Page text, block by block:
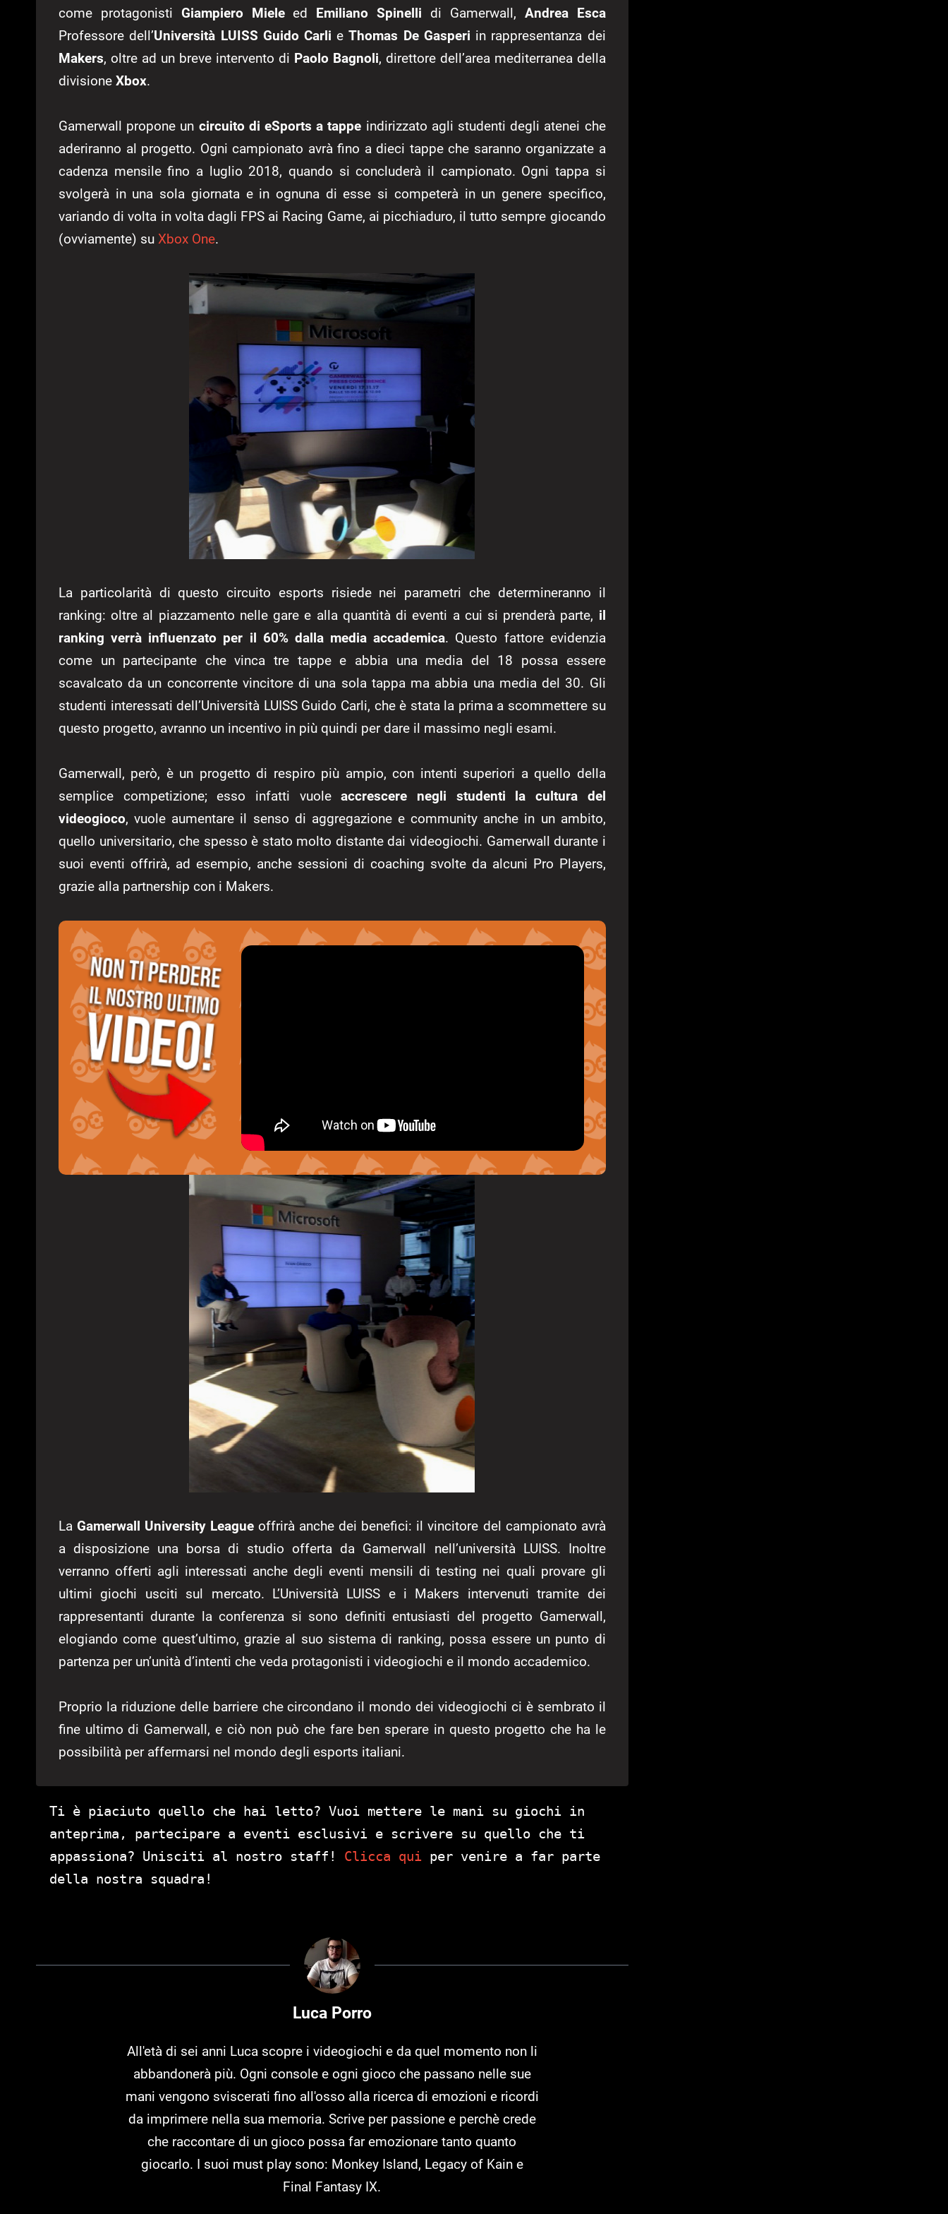
come protagonisti Giampiero Mieleed Emiliano Spinelli di Gamerwall, Andrea Esca
Professore dell’Università LUISS Guido Carli eThomas De Gasperi in rappresentanza dei
Makers, oltre ad un breve intervento di Paolo Bagnoli, direttore dell’area mediterranea della
divisione Xbox.
Gamerwall propone un circuito di eSports a tappe indirizzato agli studenti degli atenei che
aderiranno al progetto. Ogni campionato avrà fino a dieci tappe che saranno organizzate a
cadenza mensile fino a luglio 2018, quando si concluderà il campionato. Ogni tappa si
svolgerà in una sola giornata e in ognuna di esse si competerà in un genere specifico,
variando di volta in volta dagli FPS ai Racing Game, ai picchiaduro, il tutto sempre giocando
(ovviamente) su Xbox One.
La particolarità di questo circuito esports risiede nei parametri che determineranno il
ranking: oltre al piazzamento nelle gare e alla quantità di eventi a cui si prenderà parte, il
ranking verrà influenzato per il 60% dalla media accademica. Questo fattore evidenzia
come un partecipante che vinca tre tappe e abbia una media del 18 possa essere
scavalcato da un concorrente vincitore di una sola tappa ma abbia una media del 30. Gli
studenti interessati dell’Università LUISS Guido Carli, che è stata la prima a scommettere su
questo progetto, avranno un incentivo in più quindi per dare il massimo negli esami.
Gamerwall, però, è un progetto di respiro più ampio, con intenti superiori a quello della
semplice competizione; esso infatti vuoleaccrescere negli studenti la cultura del
videogioco, vuole aumentare il senso di aggregazione e community anche in un ambito,
quello universitario, che spesso è stato molto distante dai videogiochi. Gamerwall durante i
suoi eventi offrirà, ad esempio, anche sessioni di coaching svolte da alcuni Pro Players,
grazie alla partnership con i Makers.
La Gamerwall University League offrirà anche dei benefici: il vincitore del campionato avrà
a disposizione una borsa di studio offerta da Gamerwall nell’università LUISS. Inoltre
verranno offerti agli interessati anche degli eventi mensili di testing nei quali provare gli
ultimi giochi usciti sul mercato. L’Università LUISS e i Makers intervenuti tramite dei
rappresentanti durante la conferenza si sono definiti entusiasti del progetto Gamerwall,
elogiando come quest’ultimo, grazie al suo sistema di ranking, possa essere un punto di
partenza per un’unità d’intenti che veda protagonisti i videogiochi e il mondo accademico.
Proprio la riduzione delle barriere che circondano il mondo dei videogiochi ci è sembrato il
fine ultimo di Gamerwall, e ciò non può che fare ben sperare in questo progetto che ha le
possibilità per affermarsi nel mondo degli esports italiani.
Ti è piaciuto quello che hai letto? Vuoi mettere le mani su giochi in
anteprima, partecipare a eventi esclusivi e scrivere su quello che ti
appassiona? Unisciti al nostro staff! Clicca qui per venire a far parte
della nostra squadra!
Luca Porro
All'età di sei anni Luca scopre i videogiochi e da quel momento non li
abbandonerà più. Ogni console e ogni gioco che passano nelle sue
mani vengono sviscerati fino all'osso alla ricerca di emozioni e ricordi
da imprimere nella sua memoria. Scrive per passione e perchè crede
che raccontare di un gioco possa far emozionare tanto quanto
giocarlo. I suoi must play sono: Monkey Island, Legacy of Kain e
Final Fantasy IX.